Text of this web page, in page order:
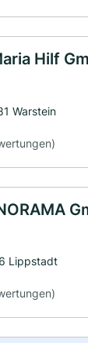
Hilf
Warstein
Lippstadt